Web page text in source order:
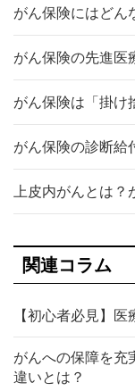
がん保険にはどん
がん保険の先進医
がん保険は「掛け
がん保険の診断給
上皮内がんとは
関連コラム
【初心者必見】
がんへの保障を充
違いとは？